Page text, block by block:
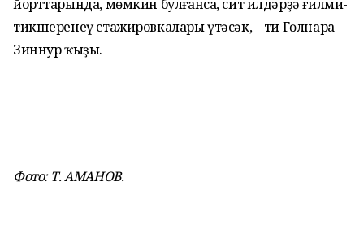
йорттарында, мөмкин булғанса, сит илдәрҙә ғилми-
тикшеренеү стажировкалары үтәсәк, – ти Гөлнара
Зиннур ҡыҙы.
Фото: Т. АМАНОВ.